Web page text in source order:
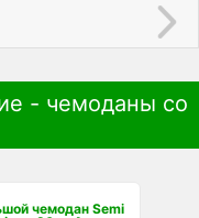
- чемоданы со
чемодан Semi